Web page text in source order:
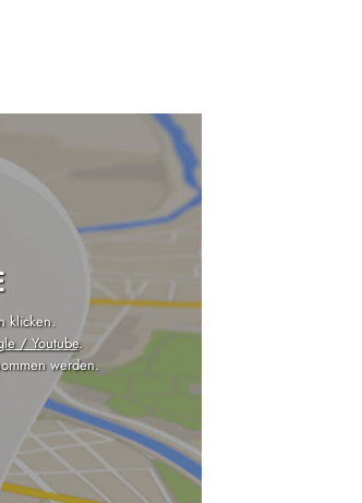
klicken.
/ Youtube.
werden.